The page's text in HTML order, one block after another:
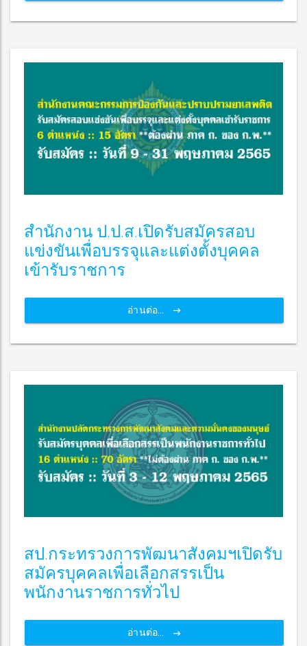
สำนักงาน ป.ป.ส.เปิดรับสมัครสอบ
แข่งขันเพื่อบรรจุและแต่งตั้งบุคคล
เข้ารับราชการ
อ่านต่อ...
สป.กระทรวงการพัฒนาสังคมฯเปิดรับ
สมัครบุคคลเพื่อเลือกสรรเป็น
พนักงานราชการทั่วไป
อ่านต่อ...